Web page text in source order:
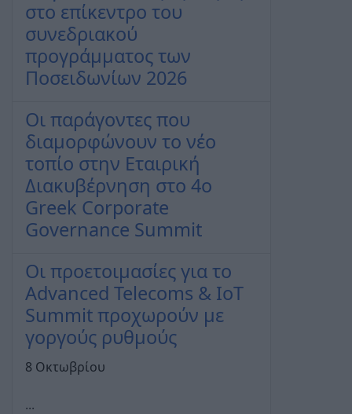
στο επίκεντρο του
συνεδριακού
προγράμματος των
Ποσειδωνίων 2026
Οι παράγοντες που
διαμορφώνουν το νέο
τοπίο στην Εταιρική
Διακυβέρνηση στο 4ο
Greek Corporate
Governance Summit
Οι προετοιμασίες για το
Advanced Telecoms & IoT
Summit προχωρούν με
γοργούς ρυθμούς
8 Οκτωβρίου
...